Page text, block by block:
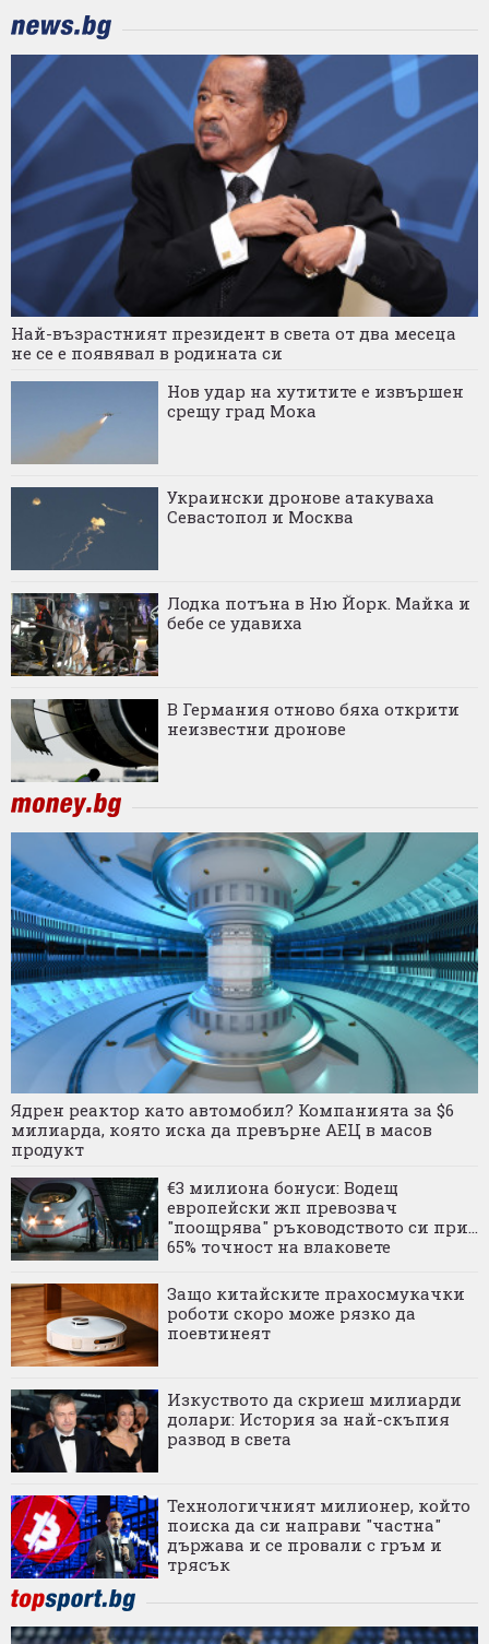
Най-възрастният президент в света от два месеца
не се е появявал в родината си
Нов удар на хутитите е извършен
срещу град Мока
Украински дронове атакуваха
Севастопол и Москва
Лодка потъна в Ню Йорк. Майка и
бебе се удавиха
В Германия отново бяха открити
неизвестни дронове
Ядрен реактор като автомобил? Компанията за $6
милиарда, която иска да превърне АЕЦ в масов
продукт
€3 милиона бонуси: Водещ
европейски жп превозвач
"поощрява" ръководството си при...
65% точност на влаковете
Защо китайските прахосмукачки
роботи скоро може рязко да
поевтинеят
Изкуството да скриеш милиарди
долари: История за най-скъпия
развод в света
Технологичният милионер, който
поиска да си направи "частна"
държава и се провали с гръм и
трясък